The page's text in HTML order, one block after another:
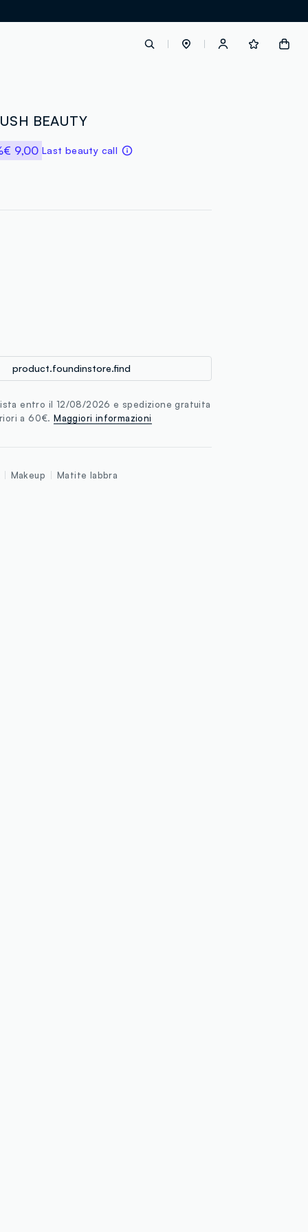
button.loginandregister
BEAUTY
€ 9,00 Last beauty call
product.foundinstore.find
entro il 12/08/2026 e spedizione gratuita
a 60€.Maggiori informazioni
Makeup Matite labbra